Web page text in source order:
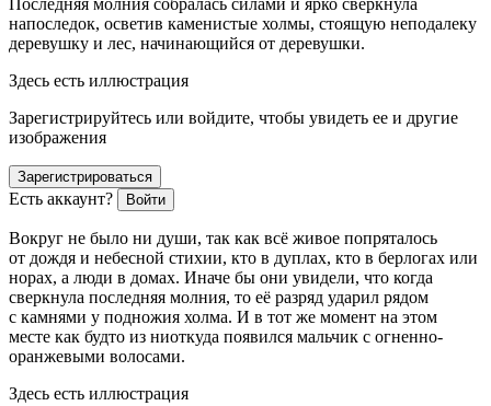
напоследок, осветив каменистые холмы, стоящую неподалеку
деревушку и лес, начинающийся от деревушки.
Здесь есть иллюстрация
Зарегистрируйтесь или войдите, чтобы увидеть ее и другие
изображения
Зарегистрироваться
Есть аккаунт? Войти
Вокруг не было ни души, так как всё живое попряталось
от дождя и небесной стихии, кто в дуплах, кто в берлогах или
норах, а люди в домах. Иначе бы они увидели, что когда
сверкнула последняя молния, то её разряд ударил рядом
с камнями у подножия холма. И в тот же момент на этом
месте как будто из ниоткуда появился мальчик с огненно-
оранжевыми волосами.
Здесь есть иллюстрация